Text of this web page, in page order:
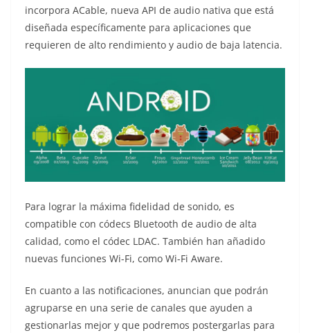
incorpora ACable, nueva API de audio nativa que está
diseñada específicamente para aplicaciones que
requieren de alto rendimiento y audio de baja latencia.
Para lograr la máxima fidelidad de sonido, es
compatible con códecs Bluetooth de audio de alta
calidad, como el códec LDAC. También han añadido
nuevas funciones Wi-Fi, como Wi-Fi Aware.
En cuanto a las notificaciones, anuncian que podrán
agruparse en una serie de canales que ayuden a
gestionarlas mejor y que podremos postergarlas para